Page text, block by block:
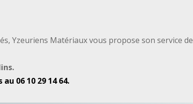
Yzeuriens Matériaux vous propose son service de
06 10 29 14 64.